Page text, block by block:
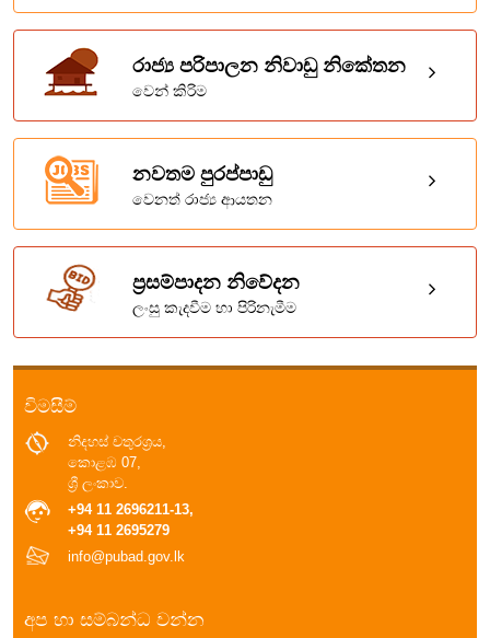
රාජ්‍ය පරිපාලන නිවාඩු නිකේතන
වෙන් කිරිම
නවතම පුරප්පාඩු
වෙනත් රාජ්‍ය ආයතන
ප්‍රසම්පාදන නිවේදන
ලංසු කැදවීම හා පිරිනැමීම
විමසීම්
නිදහස් චතුරශ්‍රය,
කොළඹ 07,
ශ්‍රී ලංකාව.
+94 11 2696211-13,
+94 11 2695279
info@pubad.gov.lk
අප හා සම්බන්ධ වන්න